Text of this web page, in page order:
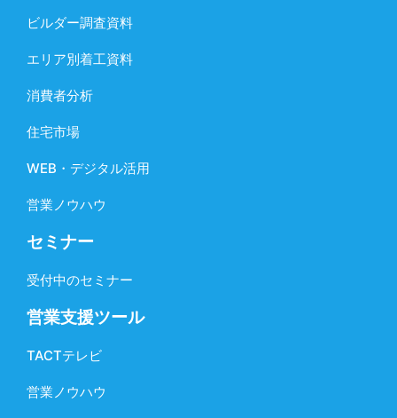
ビルダー調査資料
エリア別着工資料
消費者分析
住宅市場
WEB・デジタル活用
営業ノウハウ
セミナー
受付中のセミナー
営業支援ツール
TACTテレビ
営業ノウハウ